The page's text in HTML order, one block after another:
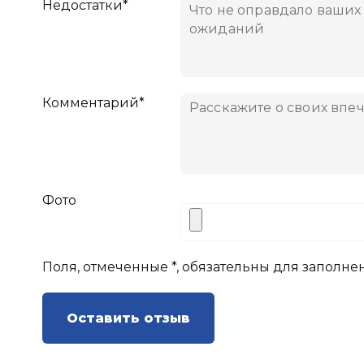
Недостатки*
Комментарий*
Фото
Поля, отмеченные *, обязательны для
Оставить отзыв